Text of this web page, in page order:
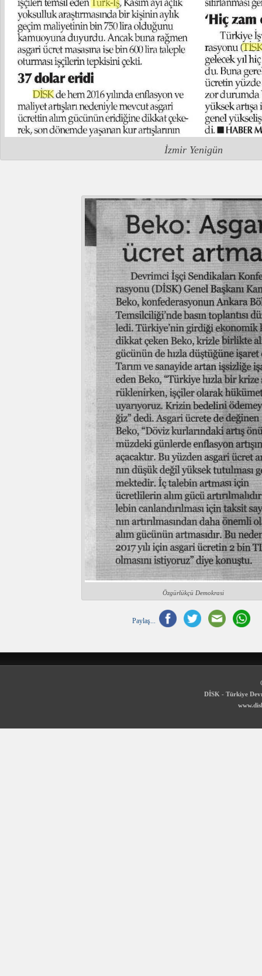
İzmir Yenigün
Özgürlükçü Demokrasi
Paylaş...
DİSK - Türkiye